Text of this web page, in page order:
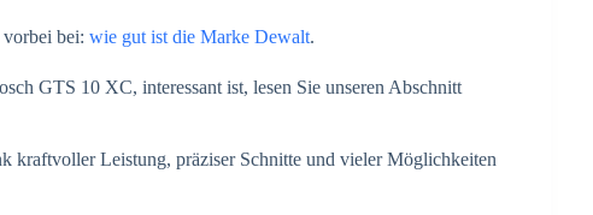
bei: wie gut ist die Marke Dewalt.
GTS 10 XC, interessant ist, lesen Sie unseren Abschnitt
kraftvoller Leistung, präziser Schnitte und vieler Möglichkeiten